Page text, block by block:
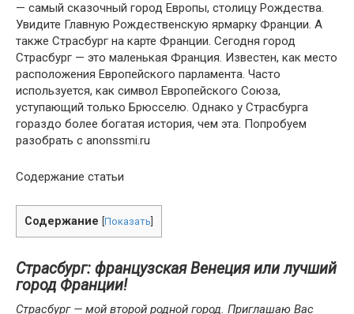
— самый сказочный город Европы, столицу Рождества.
Увидите Главную Рождественскую ярмарку Франции. А
также Страсбург на карте Франции. Сегодня город
Страсбург — это маленькая Франция. Известен, как место
расположения Европейского парламента. Часто
используется, как символ Европейского Союза,
уступающий только Брюсселю. Однако у Страсбурга
гораздо более богатая история, чем эта. Попробуем
разобрать с anonssmi.ru
Содержание статьи
Содержание Показать
Страсбург: французская Венеция или лучший
город Франции!
Страсбург — мой второй родной город. Приглашаю Вас